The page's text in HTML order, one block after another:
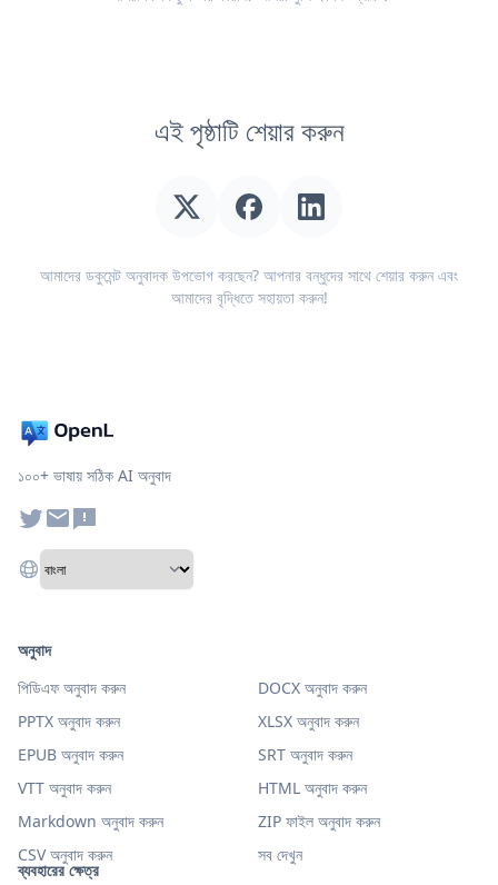
এই পৃষ্ঠাটি শেয়ার করুন
আমাদের ডকুমেন্ট অনুবাদক উপভোগ করছেন? আপনার বন্ধুদের সাথে শেয়ার করুন এবং
আমাদের বৃদ্ধিতে সহায়তা করুন!
১০০+ ভাষায় সঠিক AI অনুবাদ
ব্যবহারের ক্ষেত্র
অনুবাদ
পিডিএফ অনুবাদ করুন
DOCX অনুবাদ করুন
PPTX অনুবাদ করুন
XLSX অনুবাদ করুন
EPUB অনুবাদ করুন
SRT অনুবাদ করুন
VTT অনুবাদ করুন
HTML অনুবাদ করুন
Markdown অনুবাদ করুন
ZIP ফাইল অনুবাদ করুন
CSV অনুবাদ করুন
সব দেখুন